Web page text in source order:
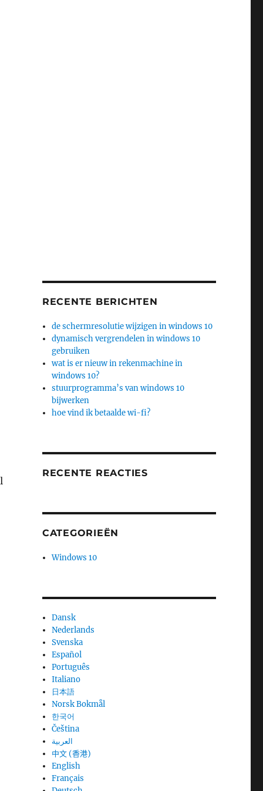
RECENTE BERICHTEN
de schermresolutie wijzigen in windows 10
dynamisch vergrendelen in windows 10
gebruiken
wat is er nieuw in rekenmachine in
windows 10?
stuurprogramma’s van windows 10
bijwerken
hoe vind ik betaalde wi-fi?
RECENTE REACTIES
CATEGORIEËN
Windows 10
Dansk
Nederlands
Svenska
Español
Português
Italiano
日本語
Norsk Bokmål
한국어
Čeština
العربية
中文 (香港)
English
Français